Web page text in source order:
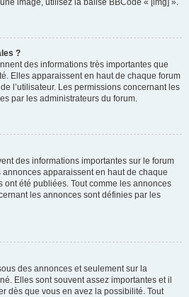
image, utilisez la balise BBCode « [img] ».
?
des informations très importantes que
Elles apparaissent en haut de chaque forum
l’utilisateur. Les permissions concernant les
par les administrateurs du forum.
des informations importantes sur le forum
apparaissent en haut de chaque
été publiées. Tout comme les annonces
les annonces sont définies par les
des annonces et seulement sur la
Elles sont souvent assez importantes et il
dès que vous en avez la possibilité. Tout